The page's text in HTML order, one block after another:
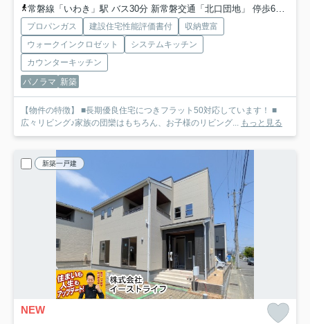
常磐線「いわき」駅 バス30分 新常磐交通「北口団地」 停歩6分車28分 16.5km
プロパンガス 建設住宅性能評価書付
収納豊富
ウォークインクロゼット
システムキッチン
カウンターキッチン
パノラマ 新築
【物件の特徴】 ■長期優良住宅につきフラット50対応しています！ ■
広々リビング♪家族の団欒はもちろん、お子様のリビング... もっと見る
新築一戸建
NEW